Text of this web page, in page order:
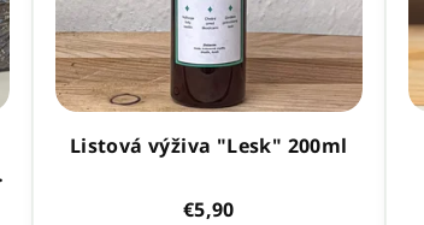
Listová výživa "Lesk" 200ml
€5,90